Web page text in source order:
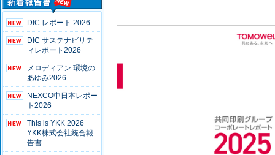
DIC レポート 2026
DIC サステナビリテ
ィレポート2026
メロディアン 環境の
あゆみ2026
NEXCO中日本レポー
ト2026
This is YKK 2026
YKK株式会社統合報
告書